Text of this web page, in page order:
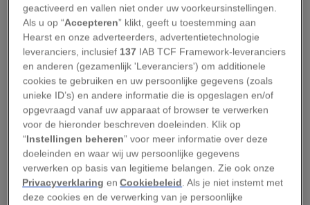
reisplezieraanzienlijk zullen vergrotenzijn:
Dubbelspelvan Frank Martinus Arion, een
prijswinnend boek over vier mannen die domino
spelen op leven en dood. Een heerlijk leesbaar,
tragikomisch portret van de Curaçaose
samenleving.
EnGeniale anarchie van Boelie van Leeuwen. Van
Leeuwen overleed in 2007. Zijn laatste boek is
een bundeling van de columns die hij schreef
voor deCuraçaose Courant. Beeldend en met
geactiveerd en vallen niet onder uw voorkeursinstellingen.
Als u op “Accepteren” klikt, geeft u toestemming aan
Hearst en onze adverteerders, advertentietechnologie
leveranciers, inclusief 137 IAB TCF Framework-leveranciers
en anderen (gezamenlijk 'Leveranciers') om additionele
cookies te gebruiken en uw persoonlijke gegevens (zoals
unieke ID’s) en andere informatie die is opgeslagen en/of
opgevraagd vanaf uw apparaat of browser te verwerken
voor de hieronder beschreven doeleinden. Klik op
“Instellingen beheren” voor meer informatie over deze
doeleinden en waar wij uw persoonlijke gegevens
verwerken op basis van legitieme belangen. Zie ook onze
Privacyverklaring enCookiebeleid. Als je niet instemt met
deze cookies en de verwerking van je persoonlijke